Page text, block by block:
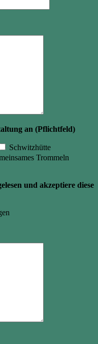
an (Pflichtfeld)
Schwitzhütte
Trommeln
und akzeptiere diese